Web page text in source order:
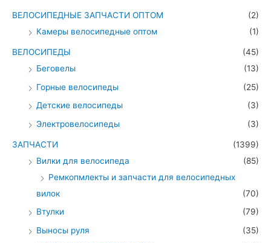
ВЕЛОСИПЕДНЫЕ ЗАПЧАСТИ ОПТОМ
(2)
Камеры велосипедные оптом
(1)
ВЕЛОСИПЕДЫ
(45)
Беговелы
(13)
Горные велосипеды
(25)
Детские велосипеды
(3)
Электровелосипеды
(3)
ЗАПЧАСТИ
(1399)
Вилки для велосипеда
(85)
Ремкопмлекты и запчасти для велосипедных
вилок
(70)
Втулки
(79)
Выносы руля
(35)